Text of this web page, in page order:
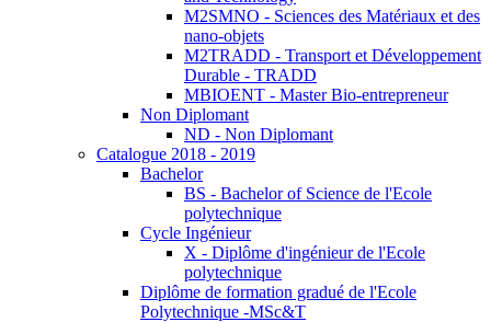
M2SMNO - Sciences des Matériaux et des
nano-objets
M2TRADD - Transport et Développement
Durable - TRADD
MBIOENT - Master Bio-entrepreneur
Non Diplomant
ND - Non Diplomant
Catalogue 2018 - 2019
Bachelor
BS - Bachelor of Science de l'Ecole
polytechnique
Cycle Ingénieur
X - Diplôme d'ingénieur de l'Ecole
polytechnique
Diplôme de formation gradué de l'Ecole
Polytechnique -MSc&T